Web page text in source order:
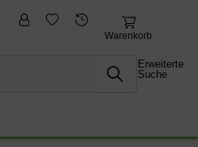
Warenkorb
Erweiterte
Suche